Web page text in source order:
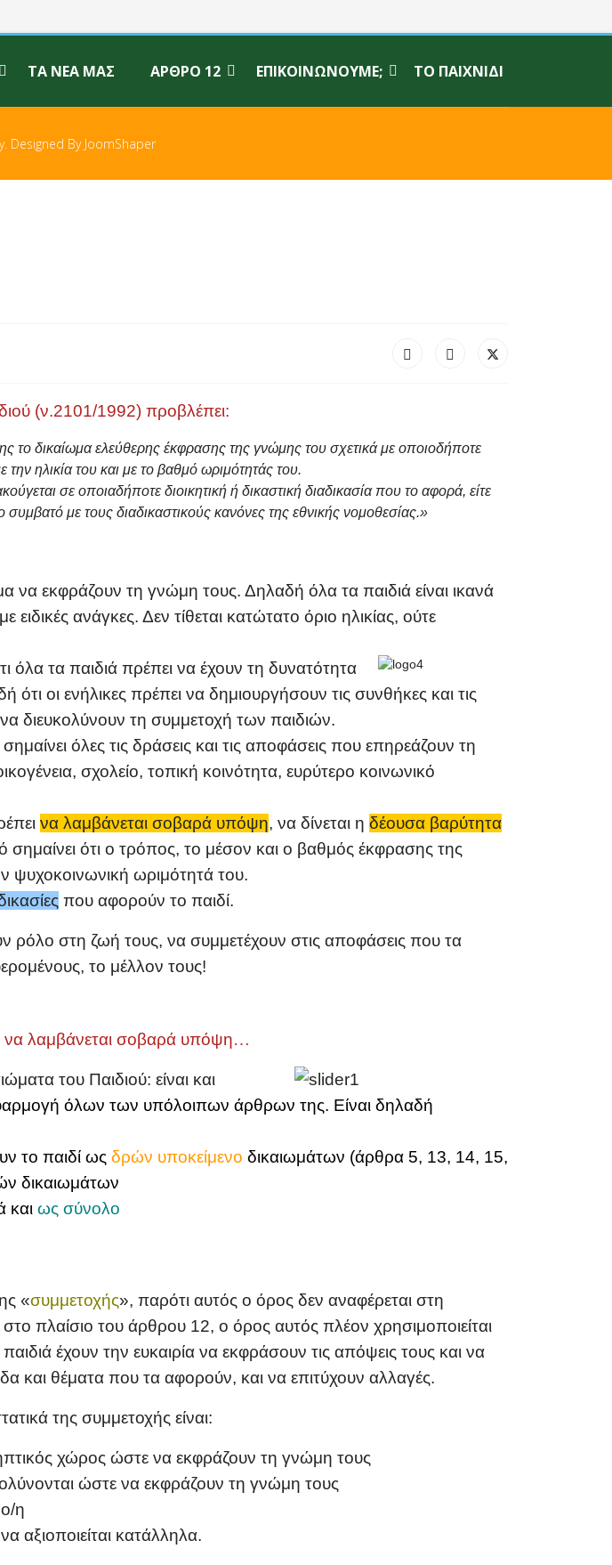
ΤΑ ΝΈΑ ΜΑΣ ΆΡΘΡΟ 12 ΕΠΙΚΟΙΝΩΝΟΎΜΕ; ΤΟ ΠΑΙΧΝΊΔΙ
Designed By JoomShaper
(ν.2101/1992) προβλέπει:
το δικαίωμα ελεύθερης έκφρασης της γνώμης του σχετικά με οποιοδήποτε
ηλικία του και με το βαθμό ωριμότητάς του.
σε οποιαδήποτε διοικητική ή δικαστική διαδικασία που το αφορά, είτε
με τους διαδικαστικούς κανόνες της εθνικής νομοθεσίας.»
να εκφράζουν τη γνώμη τους. Δηλαδή όλα τα παιδιά είναι ικανά
ανάγκες. Δεν τίθεται κατώτατο όριο ηλικίας, ούτε
όλα τα παιδιά πρέπει να έχουν τη δυνατότητα
οι ενήλικες πρέπει να δημιουργήσουν τις συνθήκες και τις
διευκολύνουν τη συμμετοχή των παιδιών.
όλες τις δράσεις και τις αποφάσεις που επηρεάζουν τη
σχολείο, τοπική κοινότητα, ευρύτερο κοινωνικό
να λαμβάνεται σοβαρά υπόψη, να δίνεται η δέουσα βαρύτητα
σημαίνει ότι ο τρόπος, το μέσον και ο βαθμός έκφρασης της
ψυχοκοινωνική ωριμότητά του.
που αφορούν το παιδί.
ρόλο στη ζωή τους, να συμμετέχουν στις αποφάσεις που τα
το μέλλον τους!
να λαμβάνεται σοβαρά υπόψη…
του Παιδιού: είναι και
όλων των υπόλοιπων άρθρων της. Είναι δηλαδή
το παιδί ως δρών υποκείμενο δικαιωμάτων (άρθρα 5, 13, 14, 15,
δικαιωμάτων
και ως σύνολο
«συμμετοχής», παρότι αυτός ο όρος δεν αναφέρεται στη
πλαίσιο του άρθρου 12, ο όρος αυτός πλέον χρησιμοποιείται
έχουν την ευκαιρία να εκφράσουν τις απόψεις τους και να
και θέματα που τα αφορούν, και να επιτύχουν αλλαγές.
της συμμετοχής είναι:
χώρος ώστε να εκφράζουν τη γνώμη τους
ώστε να εκφράζουν τη γνώμη τους
η
αξιοποιείται κατάλληλα.